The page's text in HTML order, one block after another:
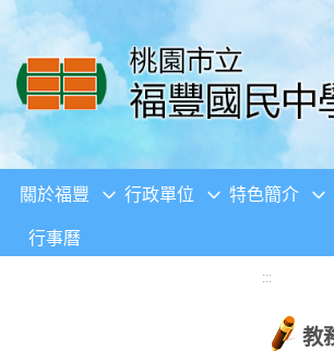
移至網頁之主要內容區位置
關於福豐 行政單位 特色簡介
行事曆
:::
教